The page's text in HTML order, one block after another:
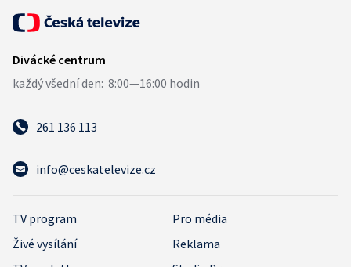
261 136 113
info@ceskatelevize.cz
TV program
Pro média
Živé vysílání
Reklama